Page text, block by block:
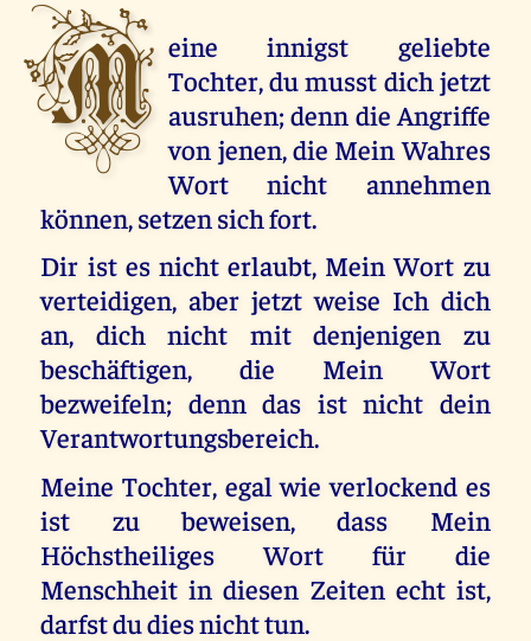
M eine innigst geliebte
Tochter, du musst dich jetzt
ausruhen; denn die Angriffe
von jenen, die Mein Wahres
Wort nicht annehmen
können, setzen sich fort.
Dir ist es nicht erlaubt, Mein Wort zu
verteidigen, aber jetzt weise Ich dich
an, dich nicht mit denjenigen zu
beschäftigen, die Mein Wort
bezweifeln; denn das ist nicht dein
Verantwortungsbereich.
Meine Tochter, egal wie verlockend es
ist zu beweisen, dass Mein
Höchstheiliges Wort für die
Menschheit in diesen Zeiten echt ist,
darfst du dies nicht tun.